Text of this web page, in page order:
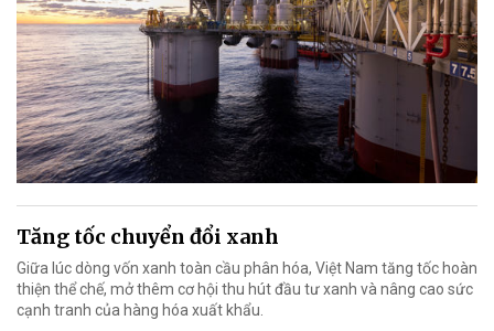
Tăng tốc chuyển đổi xanh
Giữa lúc dòng vốn xanh toàn cầu phân hóa, Việt Nam tăng tốc hoàn
thiện thể chế, mở thêm cơ hội thu hút đầu tư xanh và nâng cao sức
cạnh tranh của hàng hóa xuất khẩu.